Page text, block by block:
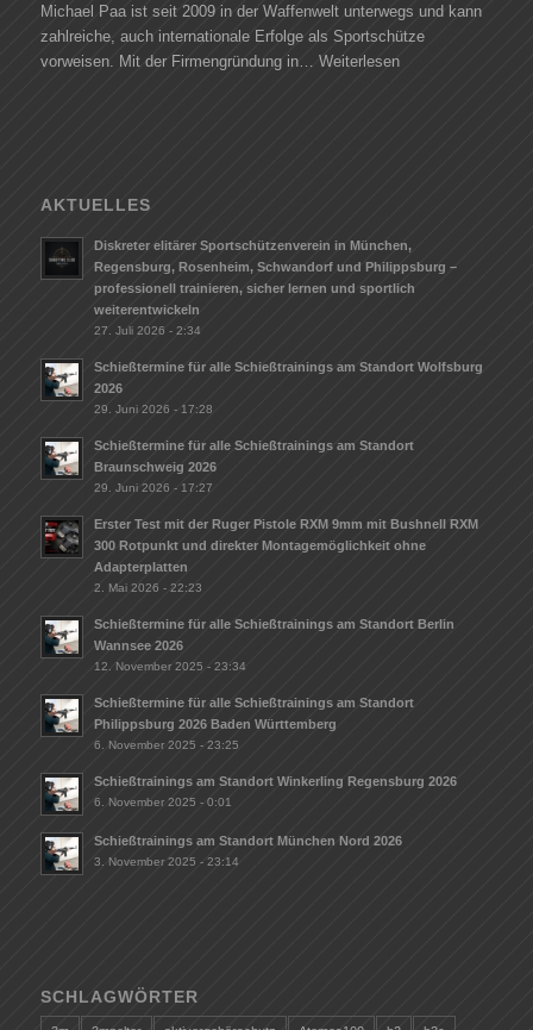
Michael Paa ist seit 2009 in der Waffenwelt unterwegs und kann
zahlreiche, auch internationale Erfolge als Sportschütze
vorweisen. Mit der Firmengründung in… Weiterlesen
AKTUELLES
Diskreter elitärer Sportschützenverein in München,
Regensburg, Rosenheim, Schwandorf und Philippsburg –
professionell trainieren, sicher lernen und sportlich
weiterentwickeln
27. Juli 2026 - 2:34
Schießtermine für alle Schießtrainings am Standort Wolfsburg
2026
29. Juni 2026 - 17:28
Schießtermine für alle Schießtrainings am Standort
Braunschweig 2026
29. Juni 2026 - 17:27
Erster Test mit der Ruger Pistole RXM 9mm mit Bushnell RXM
300 Rotpunkt und direkter Montagemöglichkeit ohne
Adapterplatten
2. Mai 2026 - 22:23
Schießtermine für alle Schießtrainings am Standort Berlin
Wannsee 2026
12. November 2025 - 23:34
Schießtermine für alle Schießtrainings am Standort
Philippsburg 2026 Baden Württemberg
6. November 2025 - 23:25
Schießtrainings am Standort Winkerling Regensburg 2026
6. November 2025 - 0:01
Schießtrainings am Standort München Nord 2026
3. November 2025 - 23:14
SCHLAGWÖRTER